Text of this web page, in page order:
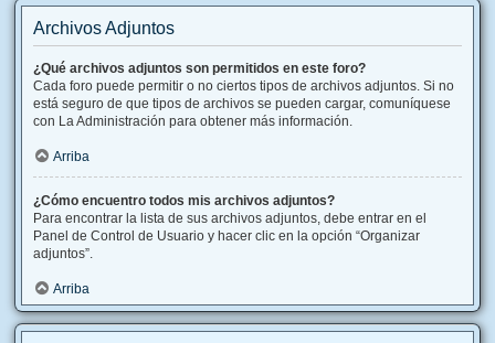
Archivos Adjuntos
¿Qué archivos adjuntos son permitidos en este foro?
Cada foro puede permitir o no ciertos tipos de archivos adjuntos. Si no
está seguro de que tipos de archivos se pueden cargar, comuníquese
con La Administración para obtener más información.
Arriba
¿Cómo encuentro todos mis archivos adjuntos?
Para encontrar la lista de sus archivos adjuntos, debe entrar en el
Panel de Control de Usuario y hacer clic en la opción “Organizar
adjuntos”.
Arriba